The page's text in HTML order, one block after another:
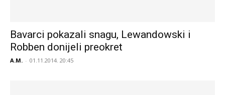
Bavarci pokazali snagu, Lewandowski i
Robben donijeli preokret
A.M. - 01.11.2014. 20:45